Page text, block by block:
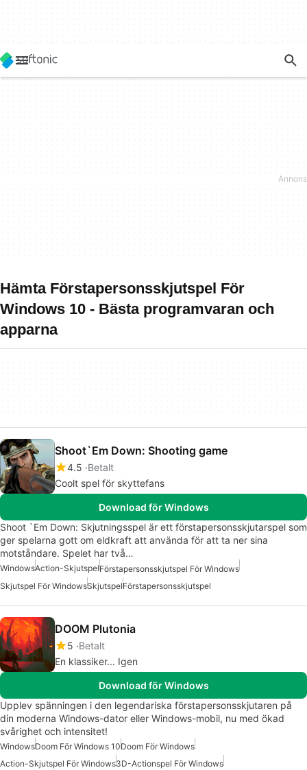
Hämta Förstapersonsskjutspel För
Windows 10 - Bästa programvaran och
apparna
Shoot`Em Down: Shooting game
4.5 Betalt
Coolt spel för skyttefans
Download för Windows
Shoot `Em Down: Skjutningsspel är ett förstapersonsskjutarspel som
ger spelarna gott om eldkraft att använda för att ta ner sina
motståndare. Spelet har två…
WindowsAction-SkjutspelFörstapersonsskjutspel För Windows
Skjutspel För WindowsSkjutspelFörstapersonsskjutspel
DOOM Plutonia
5 Betalt
En klassiker... Igen
Download för Windows
Upplev spänningen i den legendariska förstapersonsskjutaren på
din moderna Windows-dator eller Windows-mobil, nu med ökad
svårighet och intensitet!
WindowsDoom För Windows 10Doom För Windows
Action-Skjutspel För Windows3D-Actionspel För Windows